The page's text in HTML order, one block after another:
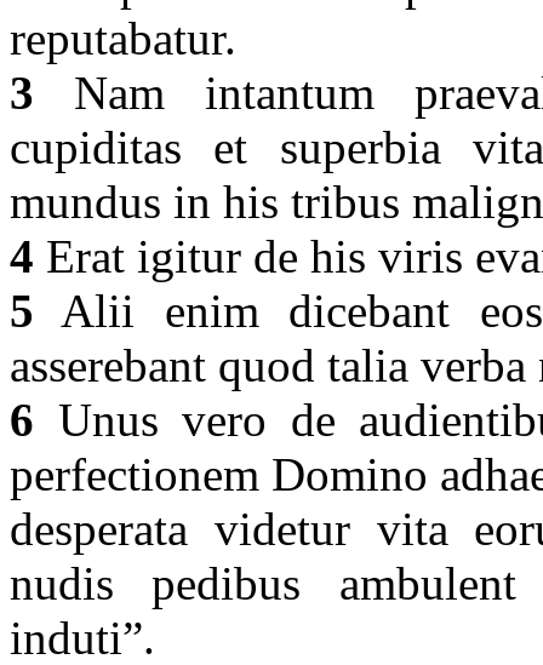
reputabatur.
3 Nam intantum
cupiditas et superbia
mundus in his tribus
4 Erat igitur de his viris
5 Alii enim dicebant
asserebant quod talia
6 Unus vero de
perfectionem Domino
desperata videtur vita
nudis pedibus
induti”.